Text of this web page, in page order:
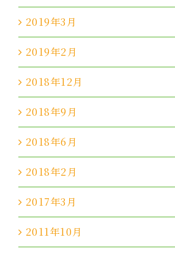
2019年3月
2019年2月
2018年12月
2018年9月
2018年6月
2018年2月
2017年3月
2011年10月